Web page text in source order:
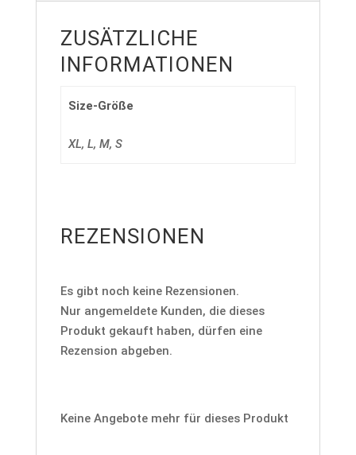
ZUSÄTZLICHE
INFORMATIONEN
Size-Größe
XL, L, M, S
REZENSIONEN
Es gibt noch keine Rezensionen.
Nur angemeldete Kunden, die dieses
Produkt gekauft haben, dürfen eine
Rezension abgeben.
Keine Angebote mehr für dieses Produkt